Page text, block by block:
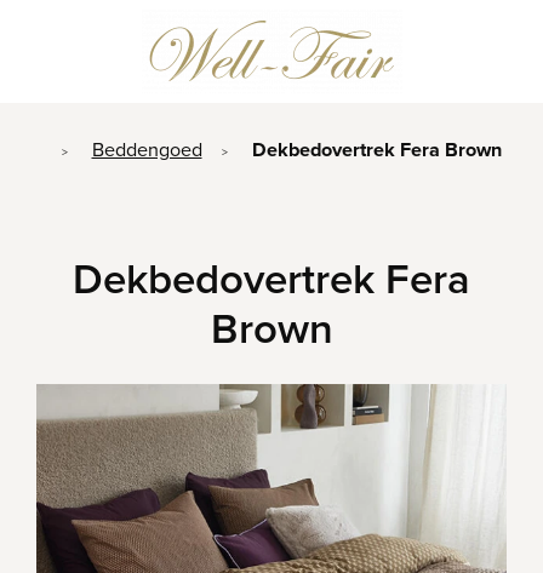
> Beddengoed > Dekbedovertrek Fera Brown
Dekbedovertrek Fera
Brown